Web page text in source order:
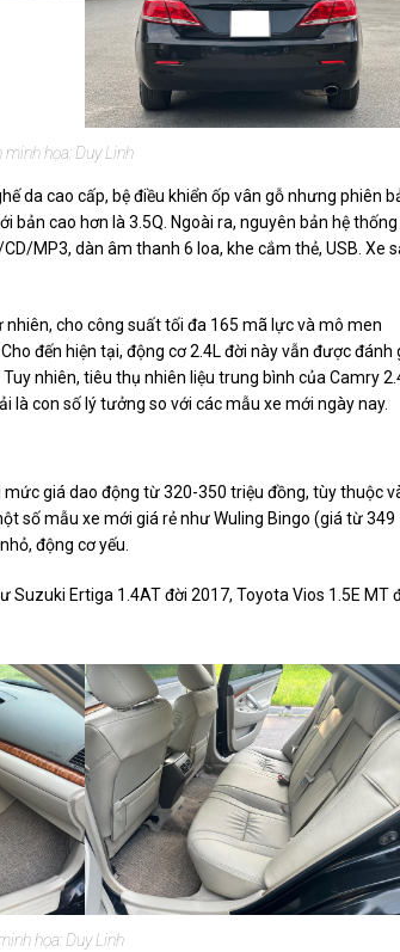
minh họa: Duy Linh
da cao cấp, bệ điều khiển ốp vân gỗ nhưng phiên
bản cao hơn là 3.5Q. Ngoài ra, nguyên bản hệ thống
MP3, dàn âm thanh 6 loa, khe cắm thẻ, USB. Xe
cho công suất tối đa 165 mã lực và mô men
đến hiện tại, động cơ 2.4L đời này vẫn được đánh
nhiên, tiêu thụ nhiên liệu trung bình của Camry
con số lý tưởng so với các mẫu xe mới ngày nay.
giá dao động từ 320-350 triệu đồng, tùy thuộc
số mẫu xe mới giá rẻ như Wuling Bingo (giá từ 349
động cơ yếu.
Ertiga 1.4AT đời 2017, Toyota Vios 1.5E MT
họa: Duy Linh